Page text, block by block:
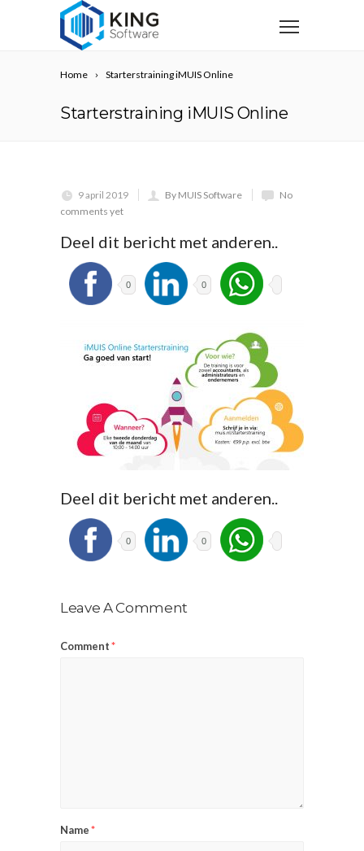
Home Starterstraining iMUIS Online
Starterstraining iMUIS Online
9 april 2019 By MUIS Software
No
comments yet
Deel dit bericht met anderen..
0 0
Deel dit bericht met anderen..
0 0
Leave A Comment
Comment*
Name*